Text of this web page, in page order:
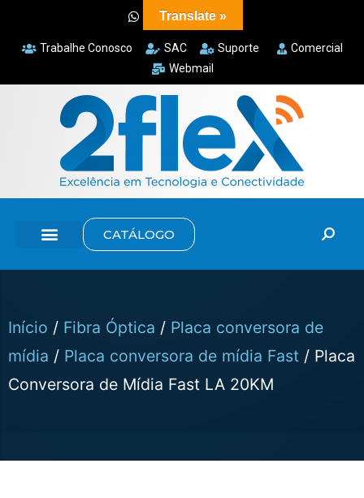
Trabalhe Conosco SAC Suporte
Comercial
Webmail
CATÁLOGO
Início / Fibra Óptica / Placa conversora de
mídia / Placa conversora de mídia Fast / Placa
Conversora de Mídia Fast LA 20KM
Translate »